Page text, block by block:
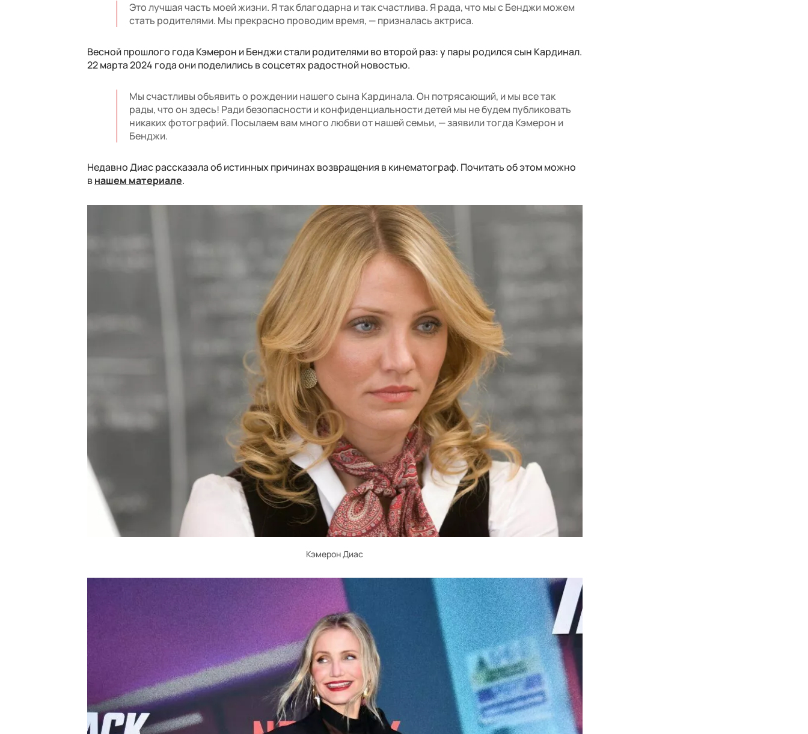
Это лучшая часть моей жизни. Я так благодарна и так счастлива. Я рада, что мы с Бенджи можем
стать родителями. Мы прекрасно проводим время, — призналась актриса.
Весной прошлого года Кэмерон и Бенджи стали родителями во второй раз: у пары родился сын Кардинал.
22 марта 2024 года они поделились в соцсетях радостной новостью.
Мы счастливы объявить о рождении нашего сына Кардинала. Он потрясающий, и мы все так
рады, что он здесь! Ради безопасности и конфиденциальности детей мы не будем публиковать
никаких фотографий. Посылаем вам много любви от нашей семьи, — заявили тогда Кэмерон и
Бенджи.
Недавно Диас рассказала об истинных причинах возвращения в кинематограф. Почитать об этом можно
внашем материале.
Кэмерон Диас